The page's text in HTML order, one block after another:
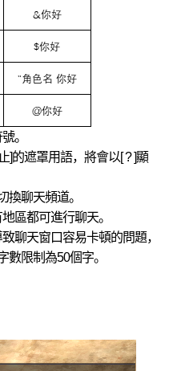
。
]的遮罩用語，將會以[ ? ]顯
換聊天頻道。
區都可進行聊天。
聊天窗口容易卡頓的問題，
限制為50個字。